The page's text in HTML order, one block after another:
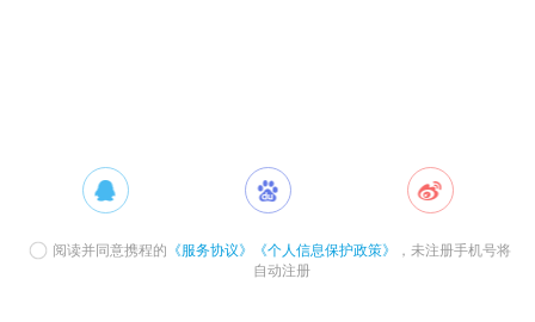
阅读并同意携程的 《服务协议》 《个人信息保护政策》
，未注册手机号将
自动注册